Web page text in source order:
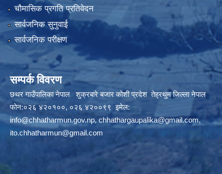
चौमासिक प्रगति प्रतिवेदन
सार्वजनिक सुनुवाई
सार्वजनिक परीक्षण
सम्पर्क विवरण
छथर गाउँपालिका नेपाल शुक्रबारे बजार कोशी प्रदेश तेह्रथुम जिल्ला नेपाल
फोन:०२६ ४२०१००, ०२६ ४२००९९ इमेल:
info@chhatharmun.gov.np, chhathargaupalika@gmail.com,
ito.chhatharmun@gmail.com